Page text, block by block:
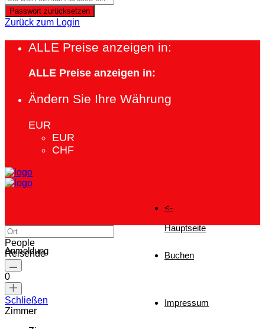
Passwort zurücksetzen
Zurück zum Login
ALLE Preise anzeigen in:
ALLE Preise anzeigen in:
Ändern Sie Ihre Währung
EUR
EUR
CHF
<-
Hauptseite
Buchen
Impressum
Anmeldung
People
Reisende
0
Schließen
Zimmer